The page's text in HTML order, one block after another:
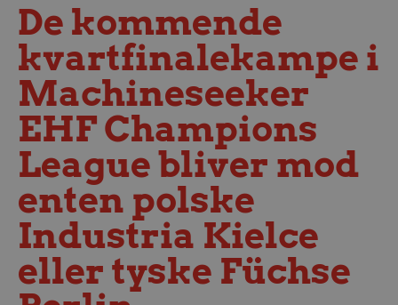
De kommende
kvartfinalekampe i
Machineseeker
EHF Champions
League bliver mod
enten polske
Industria Kielce
eller tyske Füchse